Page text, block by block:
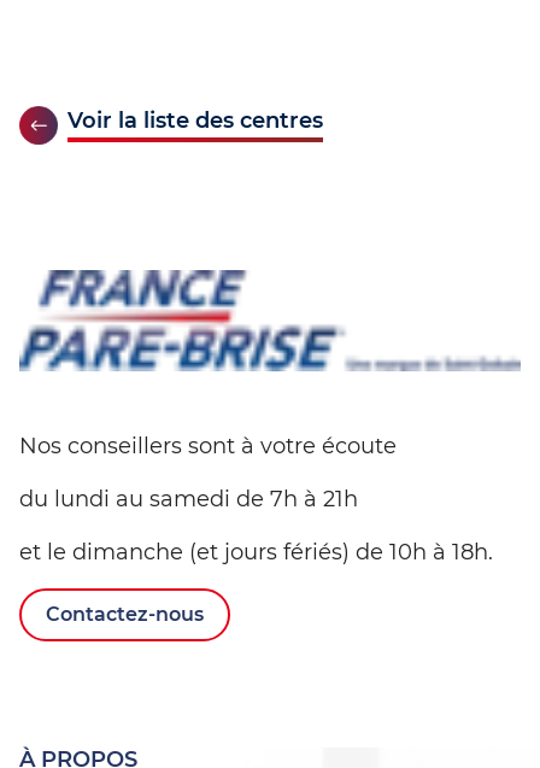
Voir la liste des centres
Nos conseillers sont à votre écoute
du lundi au samedi de 7h à 21h
et le dimanche (et jours fériés) de 10h à 18h.
Contactez-nous
À PROPOS